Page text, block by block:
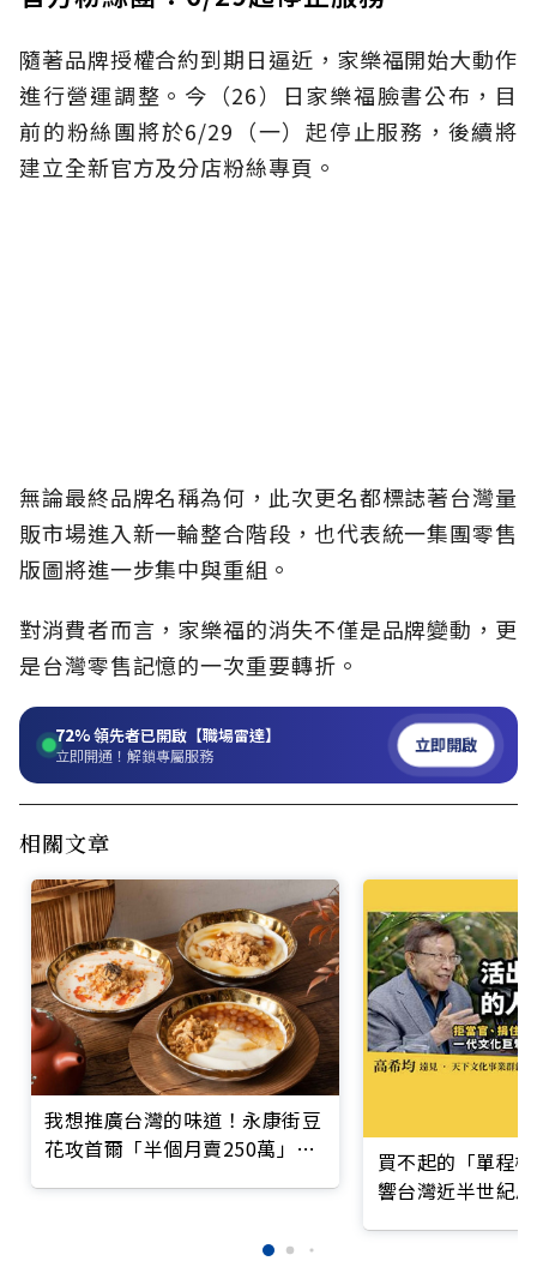
隨著品牌授權合約到期日逼近，家樂福開始大動作
進行營運調整。今（26）日家樂福臉書公布，目
前的粉絲團將於6/29（一）起停止服務，後續將
建立全新官方及分店粉絲專頁。
無論最終品牌名稱為何，此次更名都標誌著台灣量
販市場進入新一輪整合階段，也代表統一集團零售
版圖將進一步集中與重組。
對消費者而言，家樂福的消失不僅是品牌變動，更
是台灣零售記憶的一次重要轉折。
72%領先者已開啟【職場雷達】
立即開通！解鎖專屬服務 立即開啟
相關文章
我想推廣台灣的味道！永康街豆
花攻首爾「半個月賣250萬」讓
買不起的「單程
響台灣近半世紀